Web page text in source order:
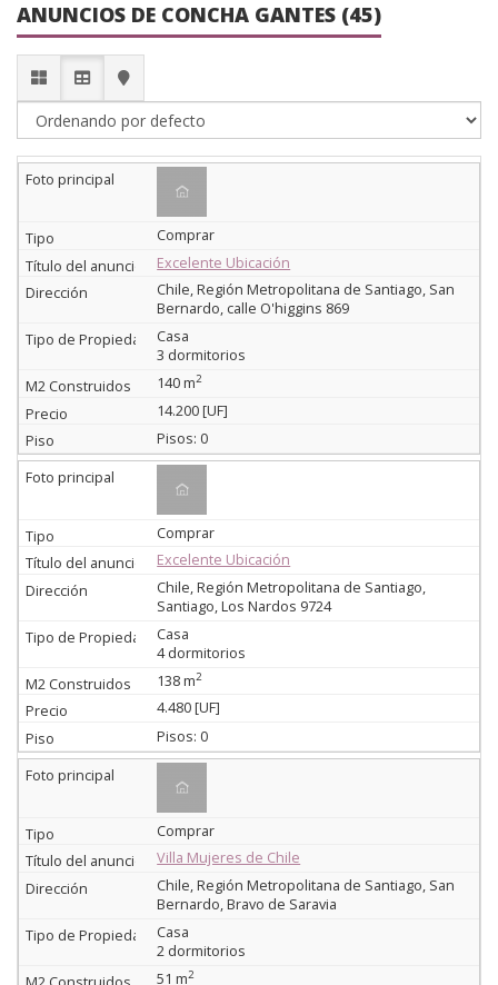
ANUNCIOS DE CONCHA GANTES (45)
Comprar
Excelente Ubicación
Chile, Región Metropolitana de Santiago, San
Bernardo, calle O'higgins 869
Casa
3 dormitorios
140 m2
14.200 [UF]
Pisos: 0
Comprar
Excelente Ubicación
Chile, Región Metropolitana de Santiago,
Santiago, Los Nardos 9724
Casa
4 dormitorios
138 m2
4.480 [UF]
Pisos: 0
Comprar
Villa Mujeres de Chile
Chile, Región Metropolitana de Santiago, San
Bernardo, Bravo de Saravia
Casa
2 dormitorios
51 m2